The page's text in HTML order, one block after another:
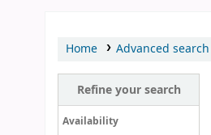
Home Advanced search
Refine your search
Availability